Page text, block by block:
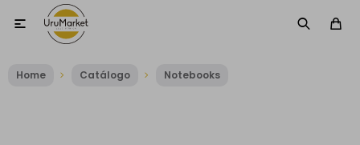

Home Catálogo Notebooks